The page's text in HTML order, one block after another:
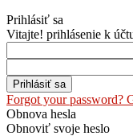
Prihlásiť sa
Vitajte! prihlásenie k
Forgot your password?
Obnova hesla
Obnoviť svoje heslo